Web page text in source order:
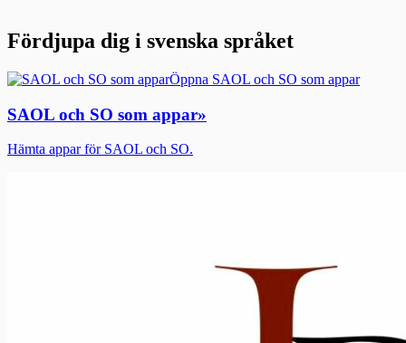
Fördjupa dig i svenska språket
Öppna SAOL och SO som appar
SAOL och SO som appar»
Hämta appar för SAOL och SO.